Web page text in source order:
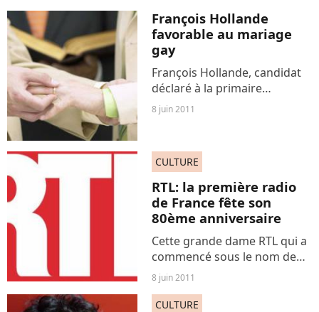
ministre tunisien de
transition, Béji Caïd...
François Hollande
favorable au mariage
gay
François Hollande, candidat
déclaré à la primaire
socialiste, s'est dit favorable à
l'union homosexuelle. Une
jours avant l'ouverture d'un
débat à l'Assemblée...
8 juin 2011
CULTURE
RTL: la première radio
de France fête son
80ème anniversaire
Cette grande dame RTL qui a
commencé sous le nom de
Radio Luxembourg fête ses
80 ans d’existence
aujourd'hui même.
8 juin 2011
CULTURE